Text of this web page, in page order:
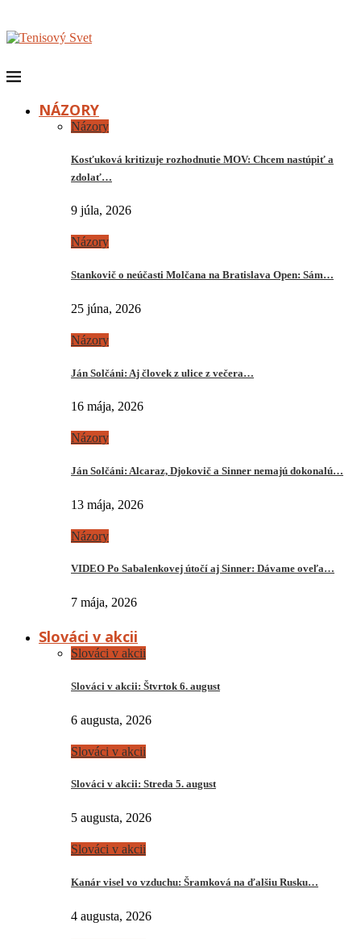
NÁZORY
Názory
Kosťuková kritizuje rozhodnutie MOV: Chcem nastúpiť a
zdolať…
9 júla, 2026
Názory
Stankovič o neúčasti Molčana na Bratislava Open: Sám…
25 júna, 2026
Názory
Ján Solčáni: Aj človek z ulice z večera…
16 mája, 2026
Názory
Ján Solčáni: Alcaraz, Djokovič a Sinner nemajú dokonalú…
13 mája, 2026
Názory
VIDEO Po Sabalenkovej útočí aj Sinner: Dávame oveľa…
7 mája, 2026
Slováci v akcii
Slováci v akcii
Slováci v akcii: Štvrtok 6. august
6 augusta, 2026
Slováci v akcii
Slováci v akcii: Streda 5. august
5 augusta, 2026
Slováci v akcii
Kanár visel vo vzduchu: Šramková na ďalšiu Rusku…
4 augusta, 2026